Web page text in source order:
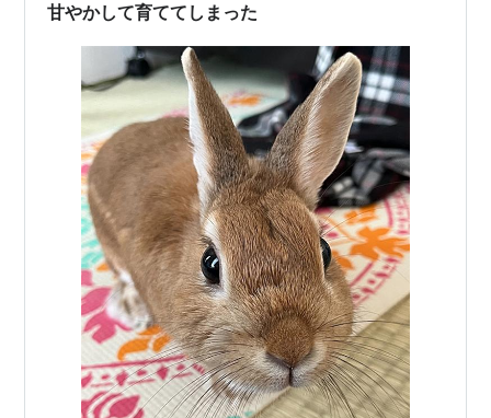
甘やかして育ててしまった